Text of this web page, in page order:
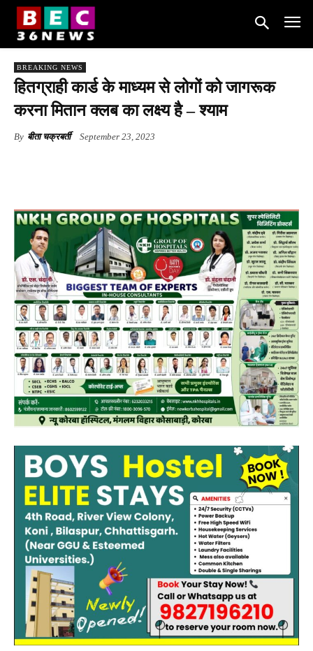
BREAKING NEWS
हितग्राही कार्ड के माध्यम से लोगों को जागरूक
करना मितान क्लब का लक्ष्य है – श्याम
By बीता चक्रबर्ती September 23, 2023